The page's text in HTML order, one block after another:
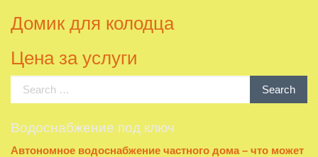
Домик для колодца
Цена за услуги
Search
Водоснабжение под ключ
Автономное водоснабжение частного дома – что может